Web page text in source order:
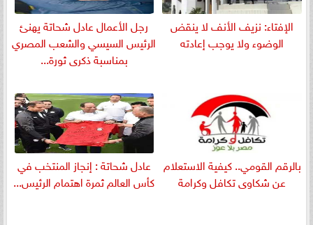
الإفتاء: نزيف الأنف لا ينقض
الوضوء ولا يوجب إعادته
رجل الأعمال عادل شحاتة يهنئ
الرئيس السيسي والشعب المصري
بمناسبة ذكرى ثورة...
بالرقم القومي.. كيفية الاستعلام
عن شكاوى تكافل وكرامة
عادل شحاتة : إنجاز المنتخب في
كأس العالم ثمرة اهتمام الرئيس...